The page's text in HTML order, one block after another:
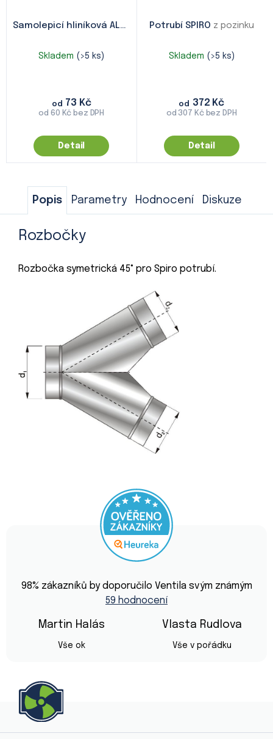
Samolepicí hliníková ALU páska
Skladem (>5 ks)
od 60 Kč bez DPH
od 73 Kč
Detail
Potrubí SPIRO z pozinku
Skladem (>5 ks)
od 307 Kč bez DPH
od 372 Kč
Detail
Popis Parametry Hodnocení Diskuze
Rozbočky
Rozbočka symetrická 45° pro Spiro potrubí.
hodnocení
obchodu
je
hvězdiček.
98% zákazníků by doporučilo Ventila svým známým
59 hodnocení
Martin Halás
Vše ok
Vlasta Rudlova
Vše v pořádku
p